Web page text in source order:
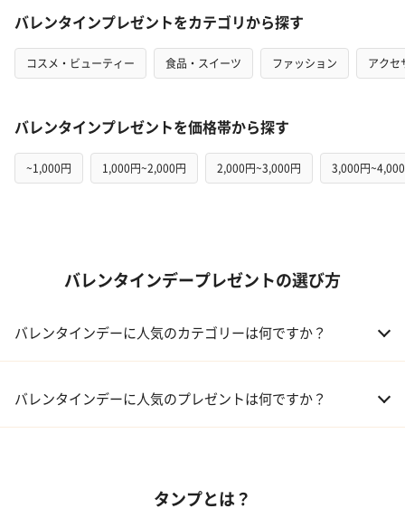
バレンタインプレゼントをカテゴリから探す
コスメ・ビューティー 食品・スイーツ ファッション アクセ
バレンタインプレゼントを価格帯から探す
~1,000円 1,000円~2,000円 2,000円~3,000円 3,000円
バレンタインデープレゼントの選び方
バレンタインデーに人気のカテゴリーは何ですか？
02 メイクアップ
バレンタインデーに人気のプレゼントは何ですか？
02 【名入れギフト】フラワーティントリップ［日本限定ピンクゴ
タンプとは？